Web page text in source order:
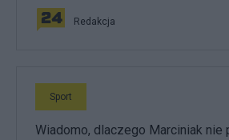
Redakcja
Sport
Wiadomo, dlaczego Marciniak nie